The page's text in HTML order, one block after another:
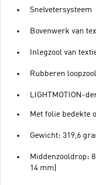
Snelvetersysteem
Bovenwerk van
Inlegzool van
Rubberen
LIGHTMOTION-
Met folie bedekte
Gewicht: 319,6
Middenzooldrop:
14 mm)